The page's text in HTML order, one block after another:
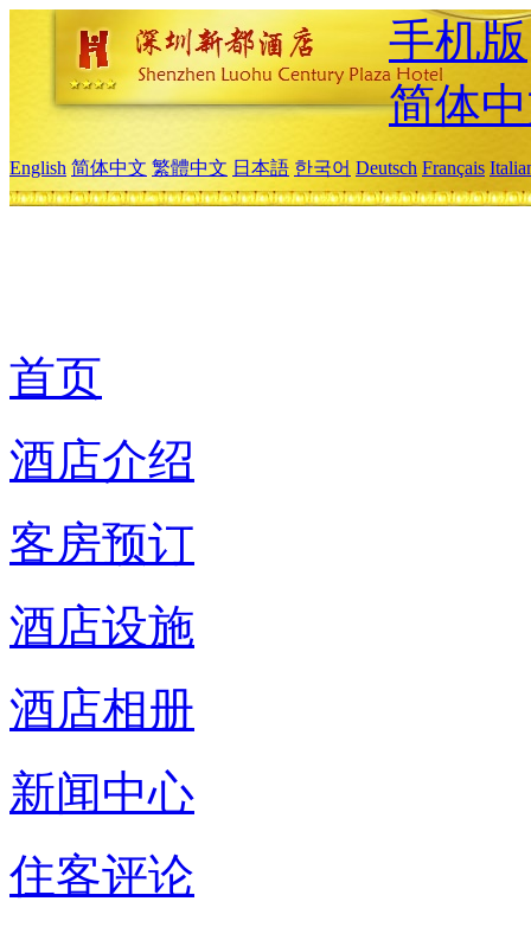
手机版
简体
English 简体中文 繁體中文 日本語 한국어 Deutsch Français
首页
酒店介绍
客房预订
酒店设施
酒店相册
新闻中心
住客评论